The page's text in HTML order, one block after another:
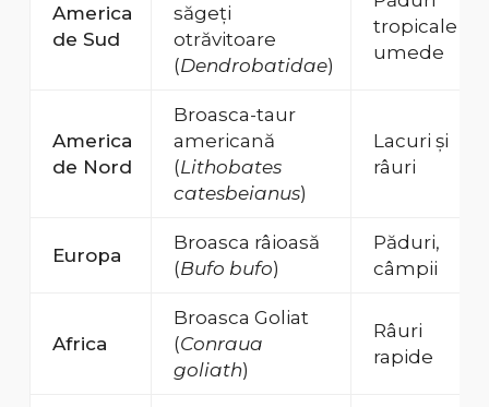
America
de Sud
săgeți
otrăvitoare
(Dendrobatidae)
tropicale
umede
America
de Nord
Broasca-taur
americană
(Lithobates
catesbeianus)
Lacuri și
râuri
Europa
Broasca râioasă
(Bufo bufo)
Păduri,
câmpii
Africa
Broasca Goliat
(Conraua
goliath)
Râuri
rapide